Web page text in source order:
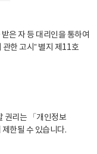
은 자 등 대리인을 통하여
한 고시” 별지 제11호
권리는 「개인정보
한될 수 있습니다.